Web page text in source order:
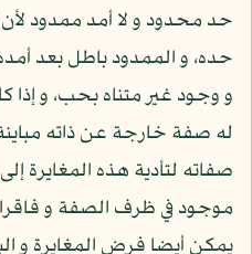
حد محدود و لا أمد ممدود
حده، و الممدود باطل بعد
و وجود غير متناه بحب، و
له صفة خارجة عن ذاته
صفاته لتأدية هذه المغايرة
موجود في ظرف الصفة و فاقرا
يمكن أيضا فرض المغايرة و